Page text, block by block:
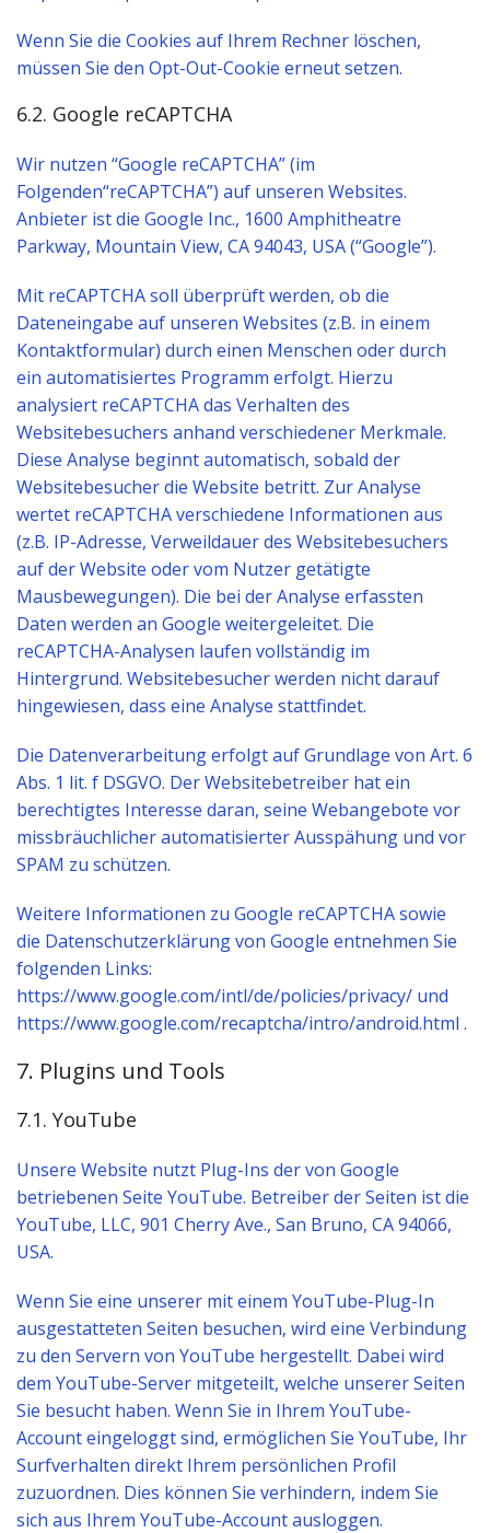
Wenn Sie die Cookies auf Ihrem Rechner löschen,
müssen Sie den Opt-Out-Cookie erneut setzen.
6.2. Google reCAPTCHA
Wir nutzen “Google reCAPTCHA” (im
Folgenden“reCAPTCHA”) auf unseren Websites.
Anbieter ist die Google Inc., 1600 Amphitheatre
Parkway, Mountain View, CA 94043, USA (“Google”).
Mit reCAPTCHA soll überprüft werden, ob die
Dateneingabe auf unseren Websites (z.B. in einem
Kontaktformular) durch einen Menschen oder durch
ein automatisiertes Programm erfolgt. Hierzu
analysiert reCAPTCHA das Verhalten des
Websitebesuchers anhand verschiedener Merkmale.
Diese Analyse beginnt automatisch, sobald der
Websitebesucher die Website betritt. Zur Analyse
wertet reCAPTCHA verschiedene Informationen aus
(z.B. IP-Adresse, Verweildauer des Websitebesuchers
auf der Website oder vom Nutzer getätigte
Mausbewegungen). Die bei der Analyse erfassten
Daten werden an Google weitergeleitet. Die
reCAPTCHA-Analysen laufen vollständig im
Hintergrund. Websitebesucher werden nicht darauf
hingewiesen, dass eine Analyse stattfindet.
Die Datenverarbeitung erfolgt auf Grundlage von Art. 6
Abs. 1 lit. f DSGVO. Der Websitebetreiber hat ein
berechtigtes Interesse daran, seine Webangebote vor
missbräuchlicher automatisierter Ausspähung und vor
SPAM zu schützen.
Weitere Informationen zu Google reCAPTCHA sowie
die Datenschutzerklärung von Google entnehmen Sie
folgenden Links:
https://www.google.com/intl/de/policies/privacy/ und
https://www.google.com/recaptcha/intro/android.html .
7. Plugins und Tools
7.1. YouTube
Unsere Website nutzt Plug-Ins der von Google
betriebenen Seite YouTube. Betreiber der Seiten ist die
YouTube, LLC, 901 Cherry Ave., San Bruno, CA 94066,
USA.
Wenn Sie eine unserer mit einem YouTube-Plug-In
ausgestatteten Seiten besuchen, wird eine Verbindung
zu den Servern von YouTube hergestellt. Dabei wird
dem YouTube-Server mitgeteilt, welche unserer Seiten
Sie besucht haben. Wenn Sie in Ihrem YouTube-
Account eingeloggt sind, ermöglichen Sie YouTube, Ihr
Surfverhalten direkt Ihrem persönlichen Profil
zuzuordnen. Dies können Sie verhindern, indem Sie
sich aus Ihrem YouTube-Account ausloggen.